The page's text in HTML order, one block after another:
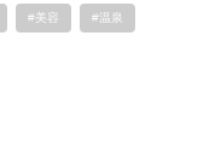
#美容 #温泉